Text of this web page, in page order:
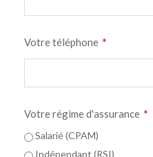
Votre téléphone *
Votre régime d'assurance *
Salarié (CPAM)
Indépendant (RSI)